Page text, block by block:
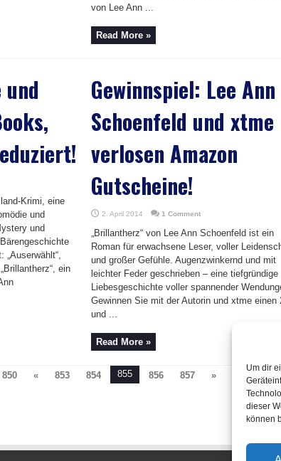
Um dir
dieser
können
von Lee Ann ...
Read More »
Krimi, eine
und
und
„Auserwählt“,
ein
Gewinnspiel: Lee Ann
Schoenfeld und xtme
verlosen Amazon
Gutscheine!
2. April 2014 1 Comment
„Brillantherz“ von Lee Ann Schoenfeld ist ein
Roman für erwachsene Leser, voller
und großer Gefühle. Augenzwinkernd und mit
leichter Feder geschrieben – eine tiefgründige
Liebesgeschichte voller spannender
Gewinnen Sie mit der Autorin und xtme einen
und ...
Read More »
Page 855
850 « 853 854 855 856 857
»
860
870